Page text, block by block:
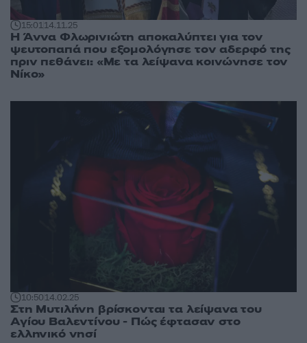
15:0114.11.25
Η Άννα Φλωρινιώτη αποκαλύπτει για τον
ψευτοπαπά που εξομολόγησε τον αδερφό της
πριν πεθάνει: «Με τα λείψανα κοινώνησε τον
Νίκο»
10:5014.02.25
Στη Μυτιλήνη βρίσκονται τα λείψανα του
Αγίου Βαλεντίνου - Πώς έφτασαν στο
ελληνικό νησί